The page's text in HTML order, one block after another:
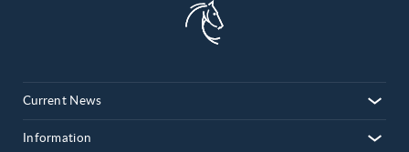
Current News
Information